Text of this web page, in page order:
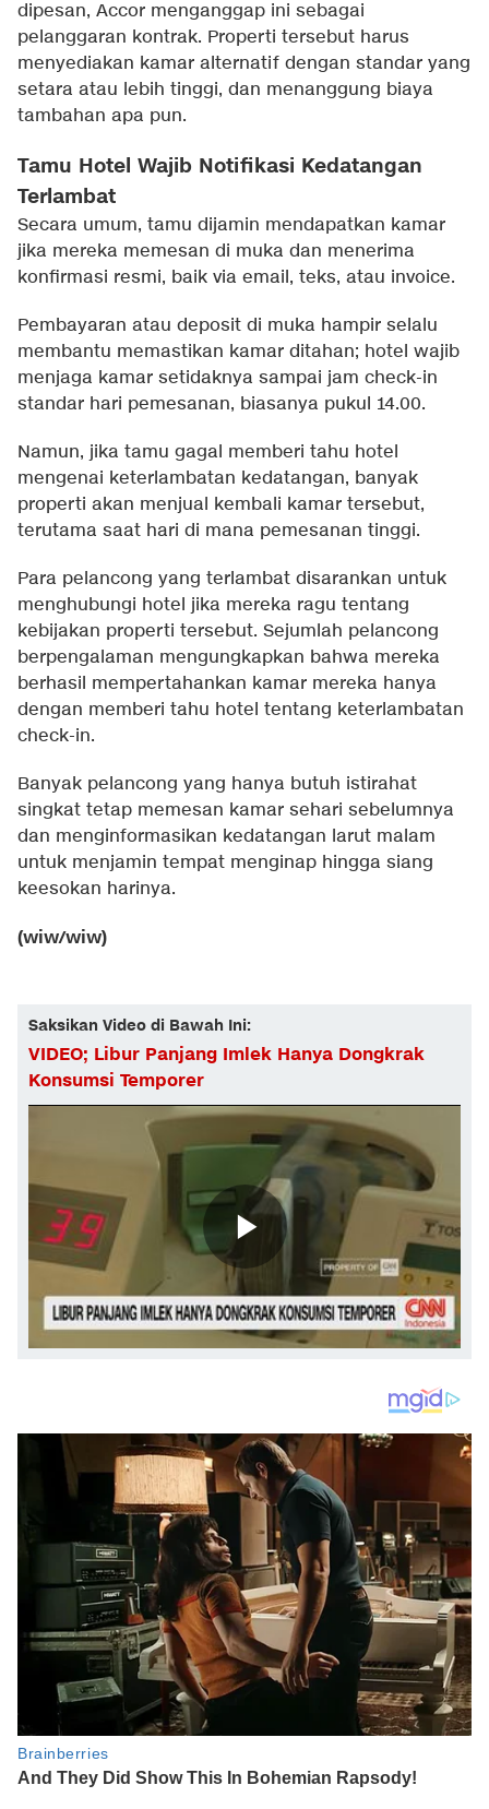
dipesan, Accor menganggap ini sebagai
pelanggaran kontrak. Properti tersebut harus
menyediakan kamar alternatif dengan standar yang
setara atau lebih tinggi, dan menanggung biaya
tambahan apa pun.
Tamu Hotel Wajib Notifikasi Kedatangan
Terlambat
Secara umum, tamu dijamin mendapatkan kamar
jika mereka memesan di muka dan menerima
konfirmasi resmi, baik via email, teks, atau invoice.
Pembayaran atau deposit di muka hampir selalu
membantu memastikan kamar ditahan; hotel wajib
menjaga kamar setidaknya sampai jam check-in
standar hari pemesanan, biasanya pukul 14.00.
Namun, jika tamu gagal memberi tahu hotel
mengenai keterlambatan kedatangan, banyak
properti akan menjual kembali kamar tersebut,
terutama saat hari di mana pemesanan tinggi.
Para pelancong yang terlambat disarankan untuk
menghubungi hotel jika mereka ragu tentang
kebijakan properti tersebut. Sejumlah pelancong
berpengalaman mengungkapkan bahwa mereka
berhasil mempertahankan kamar mereka hanya
dengan memberi tahu hotel tentang keterlambatan
check-in.
Banyak pelancong yang hanya butuh istirahat
singkat tetap memesan kamar sehari sebelumnya
dan menginformasikan kedatangan larut malam
untuk menjamin tempat menginap hingga siang
keesokan harinya.
(wiw/wiw)
Saksikan Video di Bawah Ini:
VIDEO; Libur Panjang Imlek Hanya Dongkrak
Konsumsi Temporer